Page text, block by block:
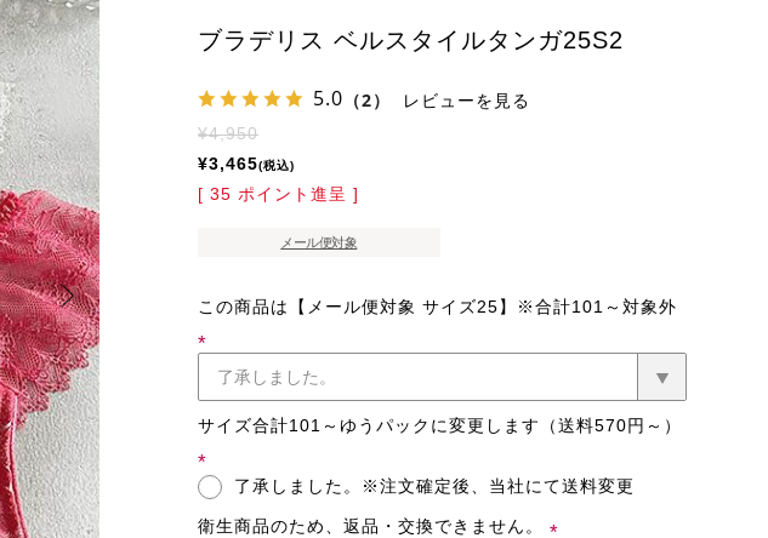
ブラデリス ベルスタイルタンガ25S2
5.0 （2） レビューを見る
¥4,950
¥3,465 税込
[ 35 ポイント進呈 ]
メール便対象
この商品は【メール便対象 サイズ25】※合計101～対象外
(必
須)
サイズ合計101～ゆうパックに変更します（送料570円～）
(必
須)
了承しました。※注文確定後、当社にて送料変更
衛生商品のため、返品・交換できません。